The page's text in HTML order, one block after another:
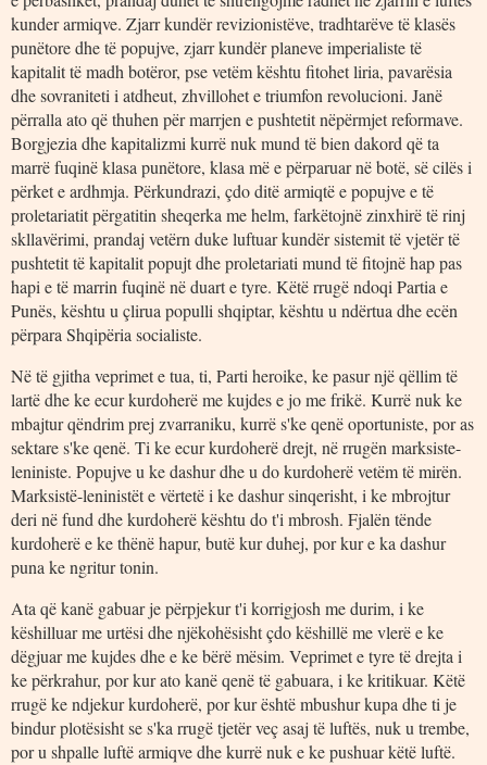
kunder armiqve. Zjarr kundër revizionistëve, tradhtarëve të klasës
punëtore dhe të popujve, zjarr kundër planeve imperialiste të
kapitalit të madh botëror, pse vetëm kështu fitohet liria, pavarësia
dhe sovraniteti i atdheut, zhvillohet e triumfon revolucioni. Janë
përralla ato që thuhen për marrjen e pushtetit nëpërmjet reformave.
Borgjezia dhe kapitalizmi kurrë nuk mund të bien dakord që ta
marrë fuqinë klasa punëtore, klasa më e përparuar në botë, së cilës i
përket e ardhmja. Përkundrazi, çdo ditë armiqtë e popujve e të
proletariatit përgatitin sheqerka me helm, farkëtojnë zinxhirë të rinj
skllavërimi, prandaj vetërn duke luftuar kundër sistemit të vjetër të
pushtetit të kapitalit popujt dhe proletariati mund të fitojnë hap pas
hapi e të marrin fuqinë në duart e tyre. Këtë rrugë ndoqi Partia e
Punës, kështu u çlirua populli shqiptar, kështu u ndërtua dhe ecën
përpara Shqipëria socialiste.
Në të gjitha veprimet e tua, ti, Parti heroike, ke pasur një qëllim të
lartë dhe ke ecur kurdoherë me kujdes e jo me frikë. Kurrë nuk ke
mbajtur qëndrim prej zvarraniku, kurrë s'ke qenë oportuniste, por as
sektare s'ke qenë. Ti ke ecur kurdoherë drejt, në rrugën marksiste-
leniniste. Popujve u ke dashur dhe u do kurdoherë vetëm të mirën.
Marksistë-leninistët e vërtetë i ke dashur sinqerisht, i ke mbrojtur
deri në fund dhe kurdoherë kështu do t'i mbrosh. Fjalën tënde
kurdoherë e ke thënë hapur, butë kur duhej, por kur e ka dashur
puna ke ngritur tonin.
Ata që kanë gabuar je përpjekur t'i korrigjosh me durim, i ke
këshilluar me urtësi dhe njëkohësisht çdo këshillë me vlerë e ke
dëgjuar me kujdes dhe e ke bërë mësim. Veprimet e tyre të drejta i
ke përkrahur, por kur ato kanë qenë të gabuara, i ke kritikuar. Këtë
rrugë ke ndjekur kurdoherë, por kur është mbushur kupa dhe ti je
bindur plotësisht se s'ka rrugë tjetër veç asaj të luftës, nuk u trembe,
por u shpalle luftë armiqve dhe kurrë nuk e ke pushuar këtë luftë.